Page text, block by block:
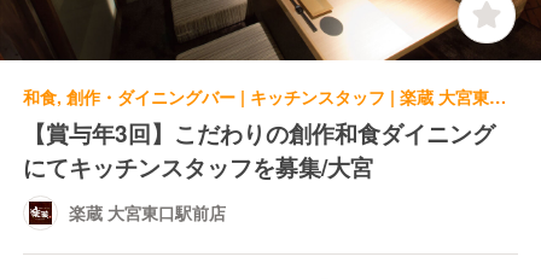
和食, 創作・ダイニングバー | キッチンスタッフ | 楽蔵 大宮東口駅前店
【賞与年3回】こだわりの創作和食ダイニング
にてキッチンスタッフを募集/大宮
楽蔵 大宮東口駅前店